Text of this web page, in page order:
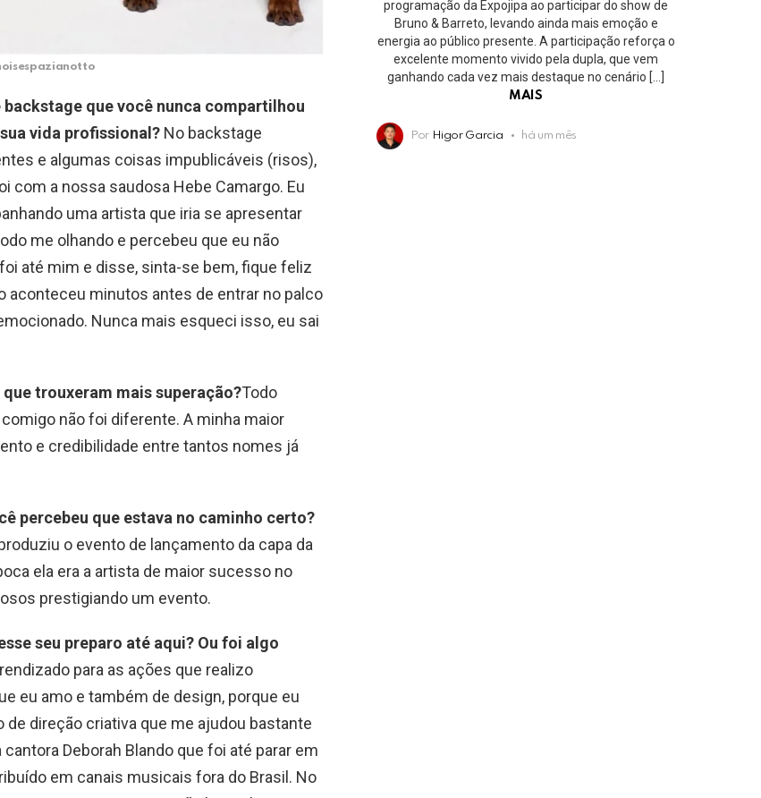
que você nunca compartilhou
vida profissional? No backstage
e algumas coisas impublicáveis (risos),
a nossa saudosa Hebe Camargo. Eu
uma artista que iria se apresentar
me olhando e percebeu que eu não
até mim e disse, sinta-se bem, fique feliz
aconteceu minutos antes de entrar no palco
Nunca mais esqueci isso, eu sai
trouxeram mais superação?Todo
não foi diferente. A minha maior
e credibilidade entre tantos nomes já
percebeu que estava no caminho certo?
o evento de lançamento da capa da
ela era a artista de maior sucesso no
prestigiando um evento.
seu preparo até aqui? Ou foi algo
para as ações que realizo
eu amo e também de design, porque eu
direção criativa que me ajudou bastante
Deborah Blando que foi até parar em
em canais musicais fora do Brasil. No
programação da Expojipa ao participar do show de
Bruno & Barreto, levando ainda mais emoção e
energia ao público presente. A participação reforça o
excelente momento vivido pela dupla, que vem
ganhando cada vez mais destaque no cenário […]
MAIS
Por Higor Garcia há um mês